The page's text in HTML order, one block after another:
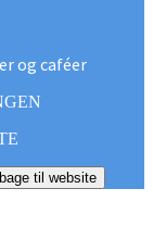
og caféer
til website